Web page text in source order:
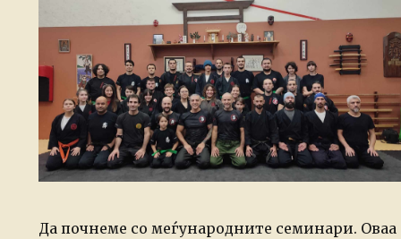
Да почнеме со меѓународните семинари. Оваа